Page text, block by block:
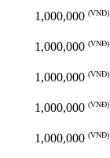
1,000,000 (VNĐ)
1,000,000 (VNĐ)
1,000,000 (VNĐ)
1,000,000 (VNĐ)
1,000,000 (VNĐ)